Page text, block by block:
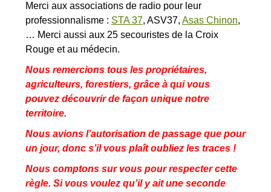
Merci aux associations de radio pour leur
professionnalisme : STA 37, ASV37, Asas Chinon,
… Merci aussi aux 25 secouristes de la Croix
Rouge et au médecin.
Nous remercions tous les propriétaires,
agriculteurs, forestiers, grâce à qui vous
pouvez découvrir de façon unique notre
territoire.
Nous avions l’autorisation de passage que pour
un jour, donc s’il vous plaît oubliez les traces !
Nous comptons sur vous pour respecter cette
règle. Si vous voulez qu’il y ait une seconde